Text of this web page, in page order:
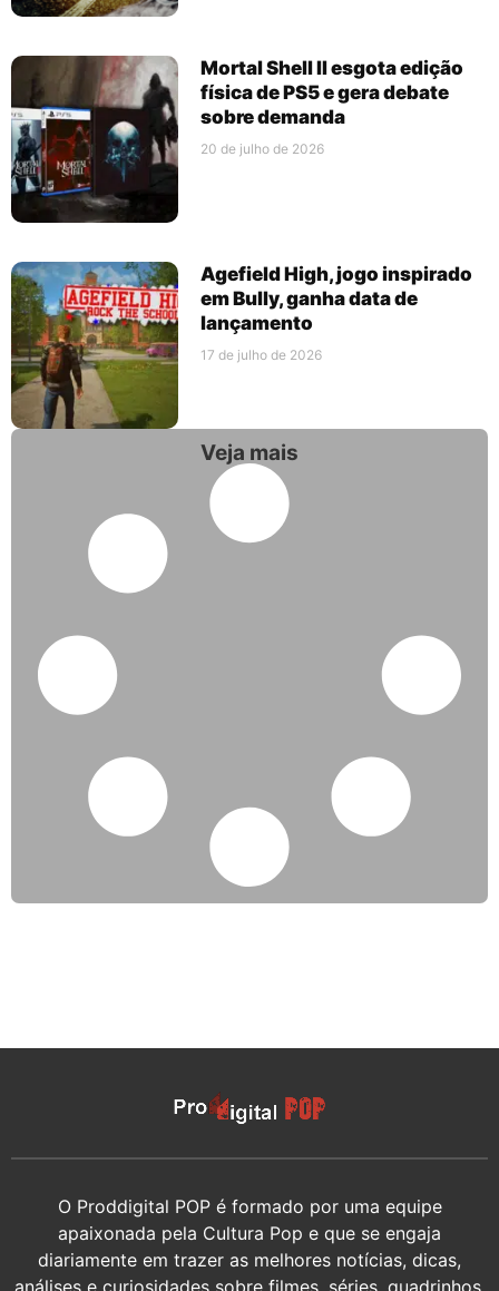
Mortal Shell II esgota edição
física de PS5 e gera debate
sobre demanda
20 de julho de 2026
Agefield High, jogo inspirado
em Bully, ganha data de
lançamento
17 de julho de 2026
Veja mais
O Proddigital POP é formado por uma equipe
apaixonada pela Cultura Pop e que se engaja
diariamente em trazer as melhores notícias, dicas,
análises e curiosidades sobre filmes, séries, quadrinhos,